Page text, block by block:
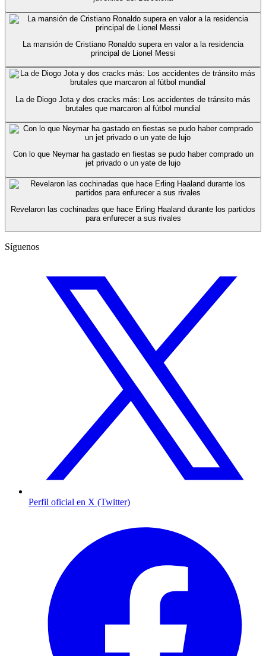
La mansión de Cristiano Ronaldo supera en valor a la residencia
principal de Lionel Messi
La de Diogo Jota y dos cracks más: Los accidentes de tránsito más
brutales que marcaron al fútbol mundial
Con lo que Neymar ha gastado en fiestas se pudo haber comprado un
jet privado o un yate de lujo
Revelaron las cochinadas que hace Erling Haaland durante los partidos
para enfurecer a sus rivales
Síguenos
Perfil oficial en X (Twitter)